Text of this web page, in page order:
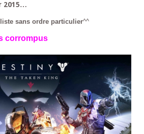
2015…
liste sans ordre particulier^^
corrompus